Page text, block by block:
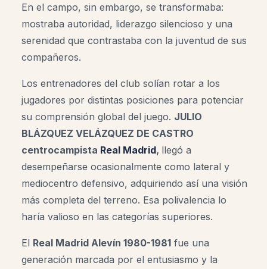
En el campo, sin embargo, se transformaba:
mostraba autoridad, liderazgo silencioso y una
serenidad que contrastaba con la juventud de sus
compañeros.
Los entrenadores del club solían rotar a los
jugadores por distintas posiciones para potenciar
su comprensión global del juego. JULIO
BLÁZQUEZ VELÁZQUEZ DE CASTRO
centrocampista Real Madrid, llegó a
desempeñarse ocasionalmente como lateral y
mediocentro defensivo, adquiriendo así una visión
más completa del terreno. Esa polivalencia lo
haría valioso en las categorías superiores.
El Real Madrid Alevín 1980-1981 fue una
generación marcada por el entusiasmo y la